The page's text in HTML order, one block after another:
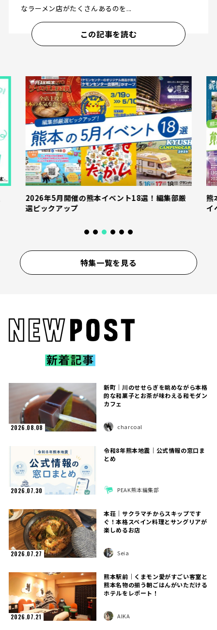
なラーメン店がたくさんあるのを...
この記事を読む
2026年5月開催の熊本イベント18選！編集部厳
選ピックアップ
熊
イ
特集一覧を見る
2026.08.08
新町｜川のせせらぎを眺めながら本格
的な和菓子とお茶が味わえる和モダン
カフェ
charcoal
2026.07.30
令和8年熊本地震｜公式情報の窓口ま
とめ
PEAK熊本編集部
2026.07.27
本荘｜サクラマチからスキップです
ぐ！本格スペイン料理とサングリアが
楽しめるお店
Seia
2026.07.21
熊本駅前｜くまモン愛がすごい客室と
熊本名物の揃う朝ごはんがいただける
ホテルをレポート！
AIKA